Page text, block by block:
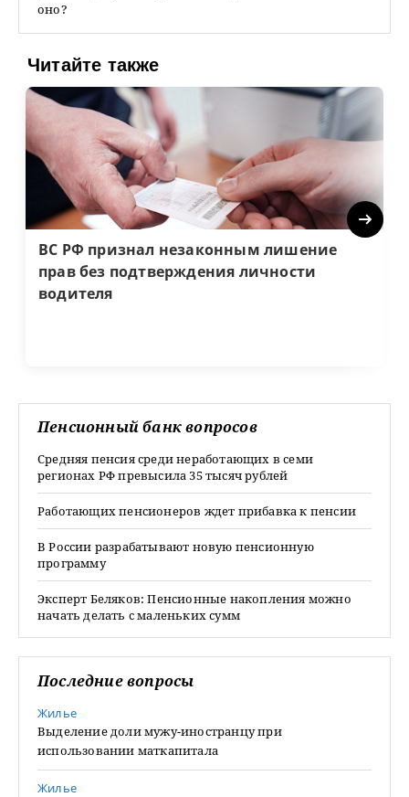
оно?
Читайте также
ВС РФ признал незаконным лишение
прав без подтверждения личности
водителя
Next
Пенсионный банк вопросов
Средняя пенсия среди неработающих в семи
регионах РФ превысила 35 тысяч рублей
Работающих пенсионеров ждет прибавка к пенсии
В России разрабатывают новую пенсионную
программу
Эксперт Беляков: Пенсионные накопления можно
начать делать с маленьких сумм
Последние вопросы
Жилье
Выделение доли мужу-иностранцу при
использовании маткапитала
Жилье